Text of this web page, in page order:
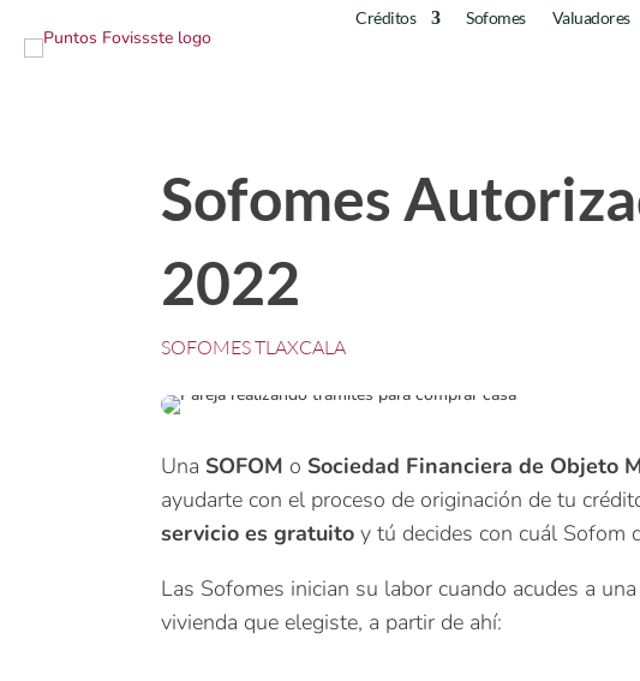
Créditos Sofomes Valuadores
Sofomes
2022
SOFOMES TLAXCALA
Una SOFOM o Sociedad Financiera de Objeto
ayudarte con el proceso de originación de tu
servicio es gratuitoy tú decides con cuál Sofom
Las Sofomes inician su labor cuando acudes a
vivienda que elegiste, a partir de ahí: